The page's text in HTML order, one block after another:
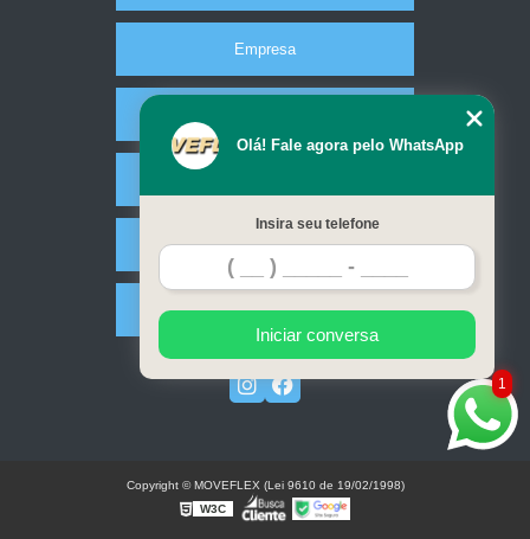
Empresa
Contato
Mapa do site
1
Olá! Fale agora pelo WhatsApp
Insira seu telefone
Iniciar conversa
Copyright © MOVEFLEX (Lei 9610 de 19/02/1998)
W3C